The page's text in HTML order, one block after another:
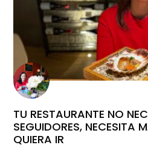
TU RESTAURANTE NO
SEGUIDORES, NECESITA
QUIERA IR